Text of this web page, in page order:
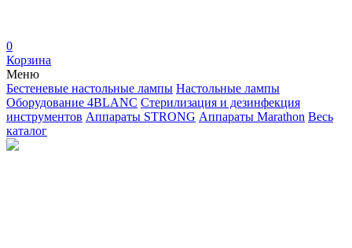
0
Корзина
Меню
Бестеневые настольные лампы Настольные лампы
Оборудование 4BLANC Стерилизация и дезинфекция
инструментов Аппараты STRONG Аппараты Marathon Весь
каталог